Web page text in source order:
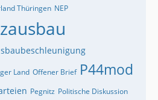
Thüringen NEP
Land Offener Brief P44mod
Pegnitz Politische Diskussion